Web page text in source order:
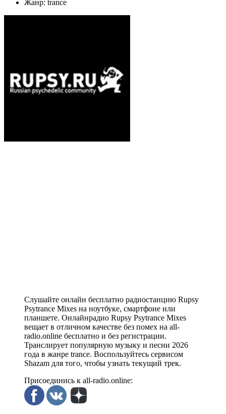
Жанр: trance
Слушайте онлайн бесплатно радиостанцию Rupsy
Psytrance Mixes на ноутбуке, смартфоне или
планшете. Онлайнрадио Rupsy Psytrance Mixes
вещает в отличном качестве без помех на all-
radio.online бесплатно и без регистрации.
Транслирует популярную музыку и песни 2026
года в жанре trance. Воспользуйтесь сервисом
Shazam для того, чтобы узнать текущий трек.
Присоединись к all-radio.online: